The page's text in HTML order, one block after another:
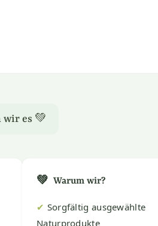
wir es 💚
💚 Warum wir?
✔ Sorgfältig ausgewählte
Naturprodukte